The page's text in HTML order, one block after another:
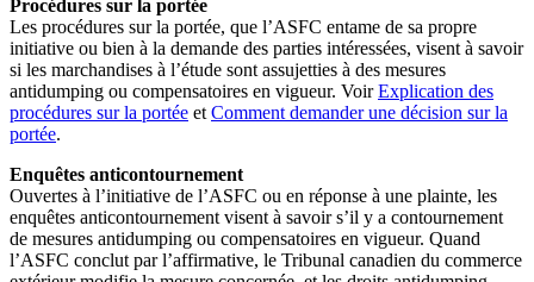
Procédures sur la portée
Les procédures sur la portée, que l’ASFC entame de sa propre
initiative ou bien à la demande des parties intéressées, visent à savoir
si les marchandises à l’étude sont assujetties à des mesures
antidumping ou compensatoires en vigueur. VoirExplication des
procédures sur la portée etComment demander une décision sur la
portée.
Enquêtes anticontournement
Ouvertes à l’initiative de l’ASFC ou en réponse à une plainte, les
enquêtes anticontournement visent à savoir s’il y a contournement
de mesures antidumping ou compensatoires en vigueur. Quand
l’ASFC conclut par l’affirmative, le Tribunal canadien du commerce